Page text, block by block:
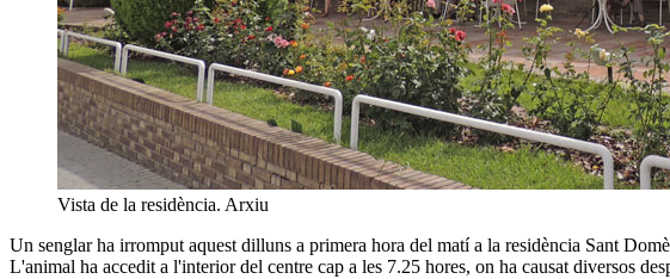
Vista de la residència. Arxiu
Un senglar ha irromput aquest dilluns a primera hora del matí a la residència Sant
L'animal ha accedit a l'interior del centre cap a les 7.25 hores, on ha causat diversos